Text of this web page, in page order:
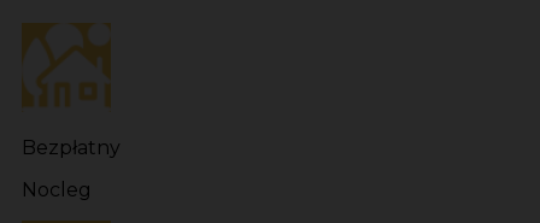
Bezpłatny
Nocleg